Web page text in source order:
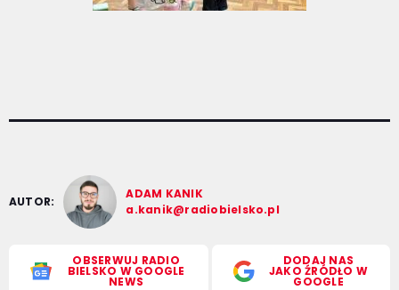
AUTOR:
ADAM KANIK
a.kanik@radiobielsko.pl
OBSERWUJ RADIO
BIELSKO W GOOGLE
NEWS
DODAJ NAS
JAKO ŹRÓDŁO W
GOOGLE